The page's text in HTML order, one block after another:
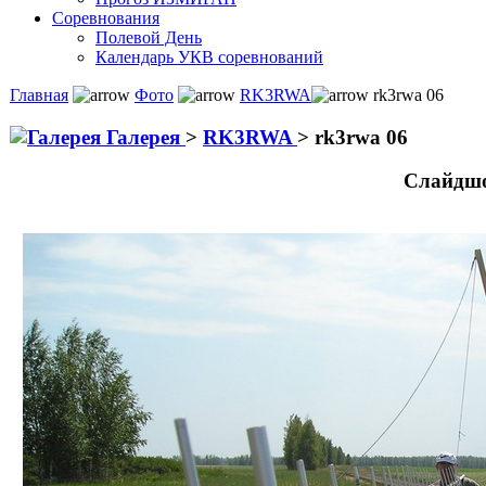
Соревнования
Полевой День
Календарь УКВ соревнований
Главная Фото RK3RWA rk3rwa 06
Галерея > RK3RWA > rk3rwa 06